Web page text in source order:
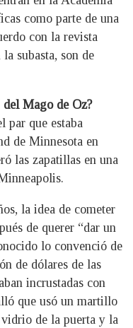
como parte de una
con la revista
subasta, son de
Mago de Oz?
par que estaba
de Minnesota en
las zapatillas en una
la idea de cometer
de querer “dar un
lo convenció de
de dólares de las
incrustadas con
que usó un martillo
de la puerta y la